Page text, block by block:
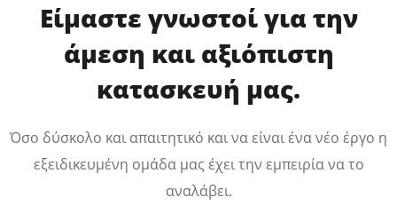
Είμαστε γνωστοί για την
άμεση και αξιόπιστη
κατασκευή μας.
Όσο δύσκολο και απαιτητικό και να είναι ένα νέο έργο η
εξειδικευμένη ομάδα μας έχει την εμπειρία να το
αναλάβει.